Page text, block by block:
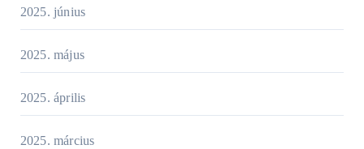
2025. június
2025. május
2025. április
2025. március